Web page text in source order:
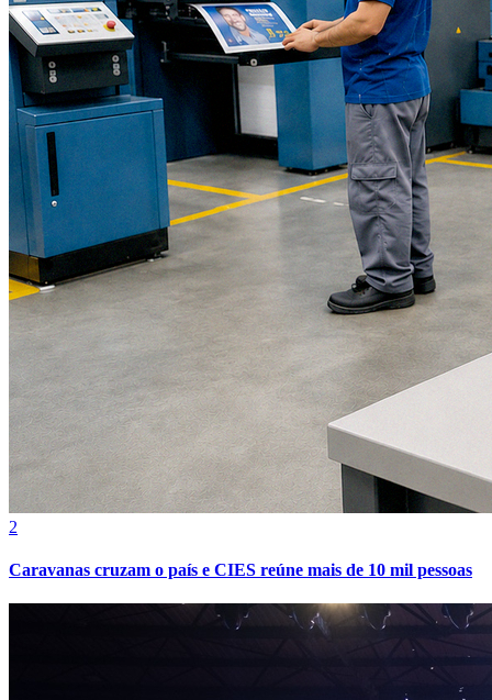
Internacional
2
Caravanas cruzam o país e CIES reúne mais de 10 mil pessoas